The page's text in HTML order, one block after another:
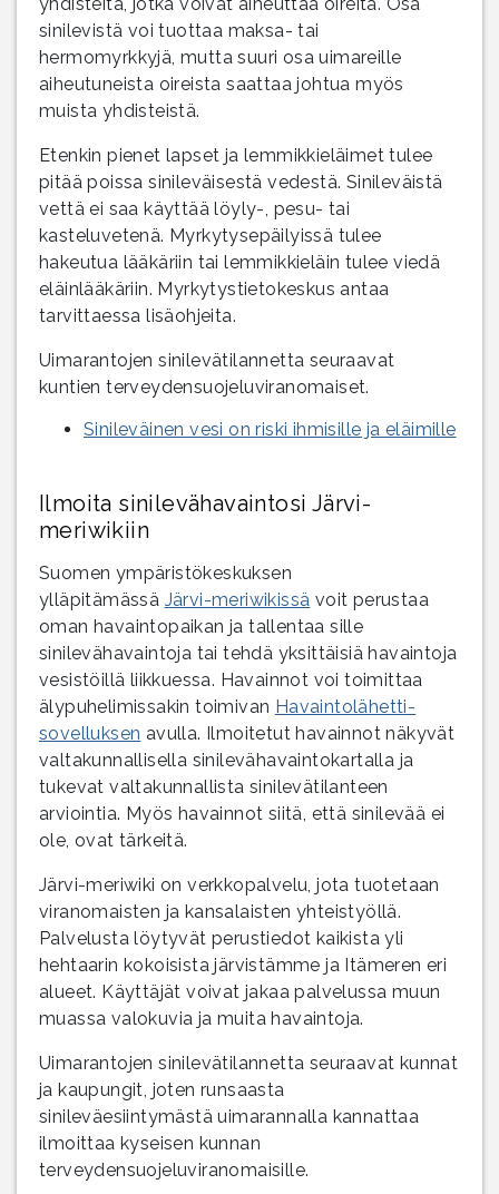
sinilevistä voi tuottaa maksa- tai
hermomyrkkyjä, mutta suuri osa uimareille
aiheutuneista oireista saattaa johtua myös
muista yhdisteistä.
Etenkin pienet lapset ja lemmikkieläimet tulee
pitää poissa sinileväisestä vedestä. Sinileväistä
vettä ei saa käyttää löyly-, pesu- tai
kasteluvetenä. Myrkytysepäilyissä tulee
hakeutua lääkäriin tai lemmikkieläin tulee viedä
eläinlääkäriin. Myrkytystietokeskus antaa
tarvittaessa lisäohjeita.
Uimarantojen sinilevätilannetta seuraavat
kuntien terveydensuojeluviranomaiset.
Sinileväinen vesi on riski ihmisille ja eläimille
Ilmoita sinilevähavaintosi Järvi-
meriwikiin
Suomen ympäristökeskuksen
ylläpitämässä Järvi-meriwikissä voit perustaa
oman havaintopaikan ja tallentaa sille
sinilevähavaintoja tai tehdä yksittäisiä havaintoja
vesistöillä liikkuessa. Havainnot voi toimittaa
älypuhelimissakin toimivan Havaintolähetti-
sovelluksen avulla. Ilmoitetut havainnot näkyvät
valtakunnallisella sinilevähavaintokartalla ja
tukevat valtakunnallista sinilevätilanteen
arviointia. Myös havainnot siitä, että sinilevää ei
ole, ovat tärkeitä.
Järvi-meriwiki on verkkopalvelu, jota tuotetaan
viranomaisten ja kansalaisten yhteistyöllä.
Palvelusta löytyvät perustiedot kaikista yli
hehtaarin kokoisista järvistämme ja Itämeren eri
alueet. Käyttäjät voivat jakaa palvelussa muun
muassa valokuvia ja muita havaintoja.
Uimarantojen sinilevätilannetta seuraavat kunnat
ja kaupungit, joten runsaasta
sinileväesiintymästä uimarannalla kannattaa
ilmoittaa kyseisen kunnan
terveydensuojeluviranomaisille.